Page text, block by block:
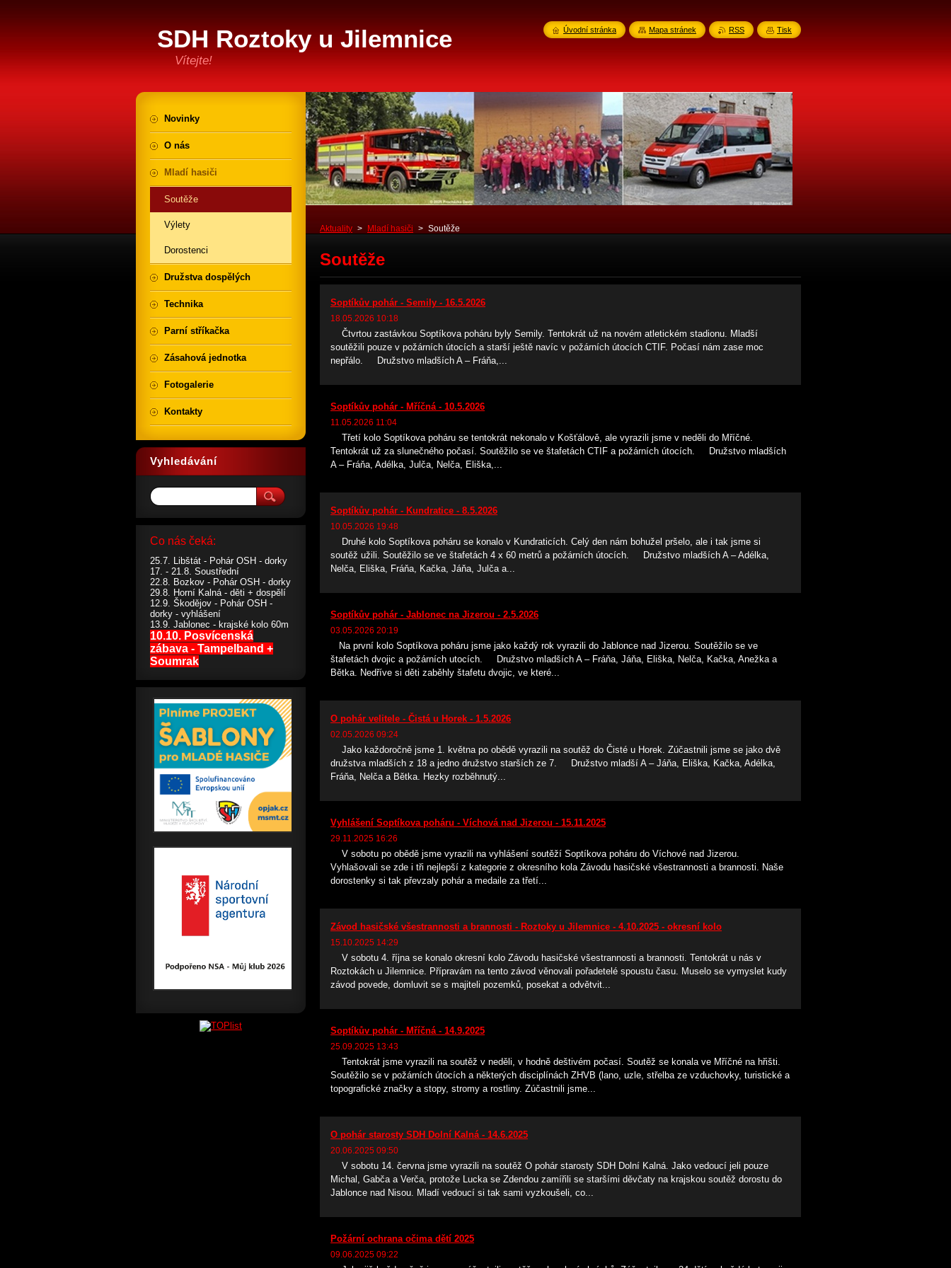
SDH Roztoky u Jilemnice
Vítejte!
Aktuality > Mladí hasiči > Soutěže
Soutěže
Soptíkův pohár - Semily - 16.5.2026
18.05.2026 10:18
Čtvrtou zastávkou Soptíkova poháru byly Semily. Tentokrát už na novém atletickém stadionu. Mladší
soutěžili pouze v požárních útocích a starší ještě navíc v požárních útocích CTIF. Počasí nám zase moc
nepřálo. Družstvo mladších A – Fráňa,...
Soptíkův pohár - Mříčná - 10.5.2026
11.05.2026 11:04
Třetí kolo Soptíkova poháru se tentokrát nekonalo v Košťálově, ale vyrazili jsme v neděli do Mříčné.
Tentokrát už za slunečného počasí. Soutěžilo se ve štafetách CTIF a požárních útocích. Družstvo mladších
A – Fráňa, Adélka, Julča, Nelča, Eliška,...
Soptíkův pohár - Kundratice - 8.5.2026
10.05.2026 19:48
Druhé kolo Soptíkova poháru se konalo v Kundraticích. Celý den nám bohužel pršelo, ale i tak jsme si
soutěž užili. Soutěžilo se ve štafetách 4 x 60 metrů a požárních útocích. Družstvo mladších A – Adélka,
Nelča, Eliška, Fráňa, Kačka, Jáňa, Julča a...
Soptíkův pohár - Jablonec na Jizerou - 2.5.2026
03.05.2026 20:19
Na první kolo Soptíkova poháru jsme jako každý rok vyrazili do Jablonce nad Jizerou. Soutěžilo se ve
štafetách dvojic a požárních utocích. Družstvo mladších A – Fráňa, Jáňa, Eliška, Nelča, Kačka, Anežka a
Bětka. Nedříve si děti zaběhly štafetu dvojic, ve které...
O pohár velitele - Čistá u Horek - 1.5.2026
02.05.2026 09:24
Jako každoročně jsme 1. května po obědě vyrazili na soutěž do Čisté u Horek. Zúčastnili jsme se jako dvě
družstva mladších z 18 a jedno družstvo starších ze 7. Družstvo mladší A – Jáňa, Eliška, Kačka, Adélka,
Fráňa, Nelča a Bětka. Hezky rozběhnutý...
Vyhlášení Soptíkova poháru - Víchová nad Jizerou - 15.11.2025
29.11.2025 16:26
V sobotu po obědě jsme vyrazili na vyhlášení soutěží Soptíkova poháru do Víchové nad Jizerou.
Vyhlašovali se zde i tři nejlepší z kategorie z okresního kola Závodu hasičské všestrannosti a brannosti. Naše
dorostenky si tak převzaly pohár a medaile za třetí...
Závod hasičské všestrannosti a brannosti - Roztoky u Jilemnice - 4.10.2025 - okresní kolo
15.10.2025 14:29
V sobotu 4. října se konalo okresní kolo Závodu hasičské všestrannosti a brannosti. Tentokrát u nás v
Roztokách u Jilemnice. Přípravám na tento závod věnovali pořadetelé spoustu času. Muselo se vymyslet kudy
závod povede, domluvit se s majiteli pozemků, posekat a odvětvit...
Soptíkův pohár - Mříčná - 14.9.2025
25.09.2025 13:43
Tentokrát jsme vyrazili na soutěž v neděli, v hodně deštivém počasí. Soutěž se konala ve Mříčné na hřišti.
Soutěžilo se v požárních útocích a některých disciplínách ZHVB (lano, uzle, střelba ze vzduchovky, turistické a
topografické značky a stopy, stromy a rostliny. Zúčastnili jsme...
O pohár starosty SDH Dolní Kalná - 14.6.2025
20.06.2025 09:50
V sobotu 14. června jsme vyrazili na soutěž O pohár starosty SDH Dolní Kalná. Jako vedoucí jeli pouze
Michal, Gabča a Verča, protože Lucka se Zdendou zamířili se staršími děvčaty na krajskou soutěž dorostu do
Jablonce nad Nisou. Mladí vedoucí si tak sami vyzkoušeli, co...
Požární ochrana očima dětí 2025
09.06.2025 09:22
Novinky
O nás
Mladí hasiči
Soutěže
Výlety
Dorostenci
Družstva dospělých
Technika
Parní stříkačka
Zásahová jednotka
Fotogalerie
Kontakty
Vyhledávání
Co nás čeká:
25.7. Libštát - Pohár OSH - dorky
17. - 21.8. Soustřední
22.8. Bozkov - Pohár OSH - dorky
29.8. Horní Kalná - děti + dospělí
12.9. Škodějov - Pohár OSH -
dorky - vyhlášení
13.9. Jablonec - krajské kolo 60m
10.10. Posvícenská
zábava - Tampelband +
Soumrak
Úvodní stránka Mapa stránek RSS Tisk